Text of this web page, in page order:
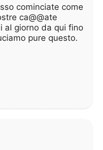
cominciate come
ca@@ate
al giorno da qui fino
pure questo.